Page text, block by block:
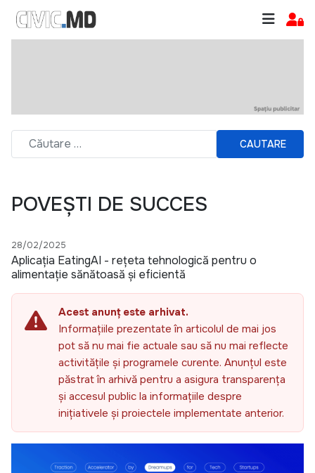
CAUTARE
POVEȘTI DE SUCCES
28/02/2025
Aplicația EatingAI - rețeta tehnologică pentru o
alimentație sănătoasă și eficientă
Acest anunț este arhivat.
Informațiile prezentate în articolul de mai jos
pot să nu mai fie actuale sau să nu mai reflecte
activitățile și programele curente. Anunțul este
păstrat în arhivă pentru a asigura transparența
și accesul public la informațiile despre
inițiativele și proiectele implementate anterior.